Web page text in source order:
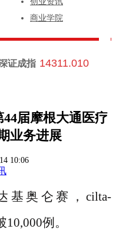
商业学院
证成指 14311.010
届摩根大通医疗
业务进展
10:06
基奥仑赛，cilta-
例。